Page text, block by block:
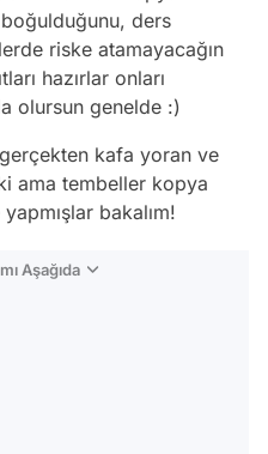
ders
riske atamayacağın
hazırlar onları
olursun genelde :)
kafa yoran ve
ama tembeller kopya
bakalım!
Aşağıda